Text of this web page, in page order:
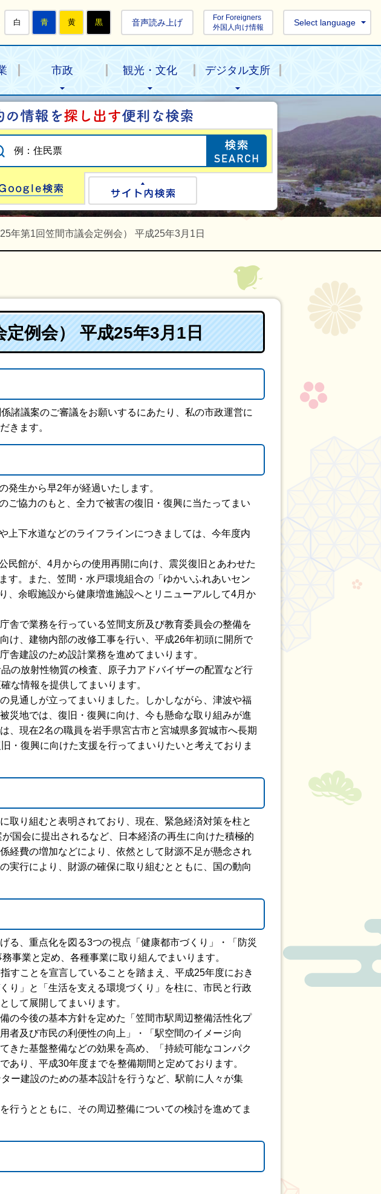
白 青 黄 黒 音声読み上げ
For Foreigners
外国人向け情報
Select language
市政 観光・文化 デジタル支所
目的の情報を探
Google検索
年第1回笠間市議会定例会） 平成25年3月1日
例会） 平成25年3月1日
諸議案のご審議をお願いするにあたり、私の市政運営に
きます。
発生から早2年が経過いたします。
ご協力のもと、全力で被害の復旧・復興に当たってまい
上下水道などのライフラインにつきましては、今年度内
民館が、4月からの使用再開に向け、震災復旧とあわせた
す。また、笠間・水戸環境組合の「ゆかいふれあいセン
、余暇施設から健康増進施設へとリニューアルして4月か
舎で業務を行っている笠間支所及び教育委員会の整備を
け、建物内部の改修工事を行い、平成26年初頭に開所で
舎建設のため設計業務を進めてまいります。
の放射性物質の検査、原子力アドバイザーの配置など行
な情報を提供してまいります。
見通しが立ってまいりました。しかしながら、津波や福
災地では、復旧・復興に向け、今も懸命な取り組みが進
、現在2名の職員を岩手県宮古市と宮城県多賀城市へ長期
・復興に向けた支援を行ってまいりたいと考えておりま
取り組むと表明されており、現在、緊急経済対策を柱と
国会に提出されるなど、日本経済の再生に向けた積極的
経費の増加などにより、依然として財源不足が懸念され
実行により、財源の確保に取り組むとともに、国の動向
る、重点化を図る3つの視点「健康都市づくり」・「防災
事業と定め、各種事業に取り組んでまいります。
すことを宣言していることを踏まえ、平成25年度におき
り」と「生活を支える環境づくり」を柱に、市民と行政
して展開してまいります。
の今後の基本方針を定めた「笠間市駅周辺整備活性化プ
者及び市民の利便性の向上」・「駅空間のイメージ向
きた基盤整備などの効果を高め、「持続可能なコンパク
あり、平成30年度までを整備期間と定めております。
ー建設のための基本設計を行うなど、駅前に人々が集
行うとともに、その周辺整備についての検討を進めてま